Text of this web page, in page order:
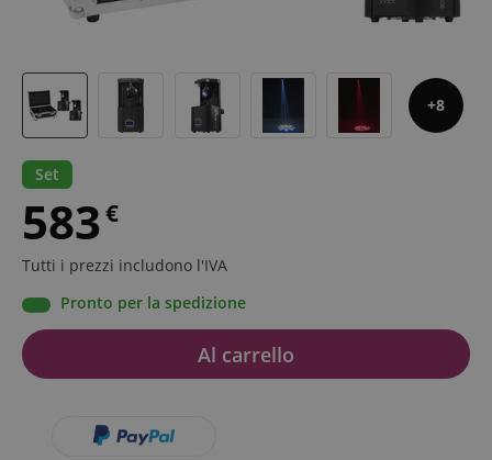
8
Set
583€
Tutti i prezzi includono l'IVA
Pronto per la spedizione
Al carrello